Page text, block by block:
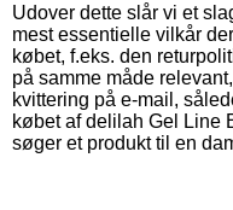
Udover dette slår vi et
mest essentielle vilkår
købet, f.eks. den
på samme måde
kvittering på e-mail,
købet af delilah Gel Line
søger et produkt til en